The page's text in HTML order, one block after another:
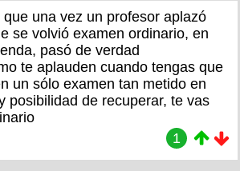
una vez un profesor aplazó
se volvió examen ordinario, en
pasó de verdad
te aplauden cuando tengas que
un sólo examen tan metido en
posibilidad de recuperar, te vas
1